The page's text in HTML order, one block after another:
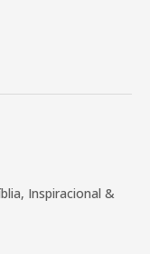
Inspiracional &